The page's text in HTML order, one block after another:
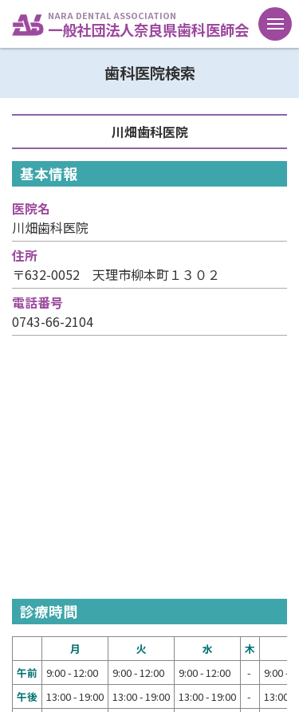
NARA DENTAL ASSOCIATION
一般社団法人奈良県歯科医師会
歯科医院検索
川畑歯科医院
基本情報
医院名
川畑歯科医院
住所
〒632-0052 天理市柳本町１３０２
電話番号
0743-66-2104
診療時間
月 火 水 木
午前
9:00 - 12:00 9:00 - 12:00 9:00 - 12:00 -
9:00 -
午後 13:00 - 19:00 13:00 - 19:00 13:00 - 19:00 -
13:00 -